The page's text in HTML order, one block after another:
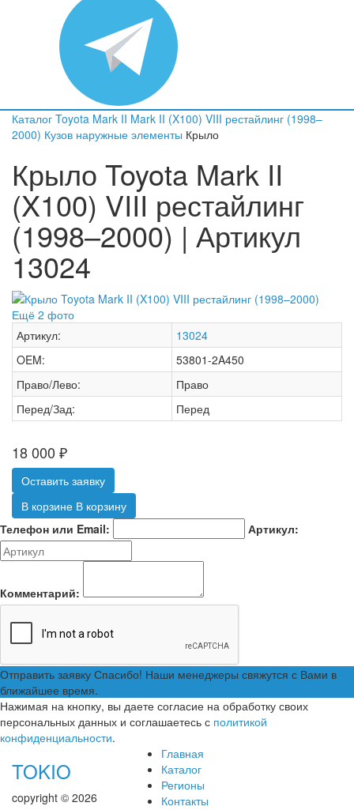
Каталог Toyota Mark II Mark II (X100) VIII рестайлинг (1998–
2000) Кузов наружные элементы Крыло
Крыло Toyota Mark II
(X100) VIII рестайлинг
(1998–2000) | Артикул
13024
Ещё 2 фото
Артикул:
13024
OEM:
53801-2A450
Право/Лево:
Право
Перед/Зад:
Перед
18 000 ₽
Оставить заявку
В корзине В корзину
Телефон или Email:
Артикул:
Комментарий:
Отправить заявку Спасибо! Наши менеджеры свяжутся с Вами в
ближайшее время.
Нажимая на кнопку, вы даете согласие на обработку своих
персональных данных и соглашаетесь с политикой
конфиденциальности.
TOKIO
copyright © 2026
Главная
Каталог
Регионы
Контакты